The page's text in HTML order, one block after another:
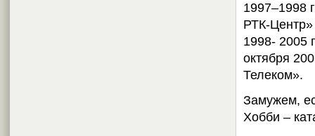
1997–1998
РТК-
1998- 2005
октября
Телеком».
Замужем,
Хобби –